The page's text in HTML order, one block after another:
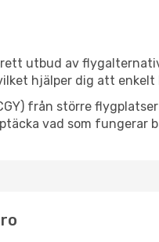
utbud av
hjälper dig att enkelt
från större
vad som fungerar